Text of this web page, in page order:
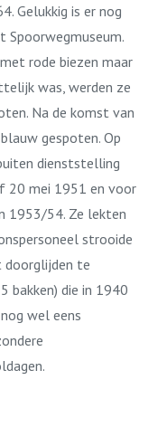
Gelukkig is er nog
Spoorwegmuseum.
rode biezen maar
was, werden ze
Na de komst van
gespoten. Op
dienststelling
20 mei 1951 en voor
1953/54. Ze lekten
strooide
doorglijden te
bakken) die in 1940
wel eens